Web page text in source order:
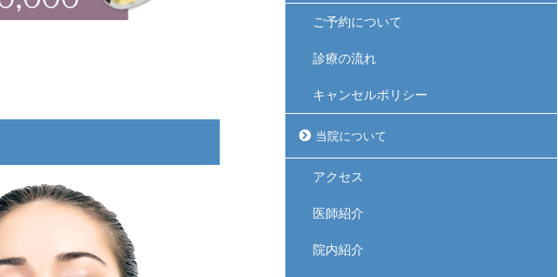
ご予約について
診療の流れ
キャンセルポリシー
当院について
アクセス
医師紹介
院内紹介